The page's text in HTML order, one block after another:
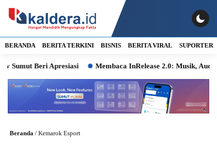
BERANDA BERITA TERKINI BISNIS BERITA VIRAL SUPORTER
Sumut Beri Apresiasi Membaca InRelease 2.0: Musik,
Beranda / Kemarok Esport